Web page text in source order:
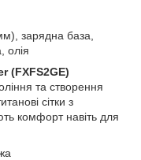
зарядна база,
олія
(FXFS2GE)
та створення
сітки з
комфорт навіть для